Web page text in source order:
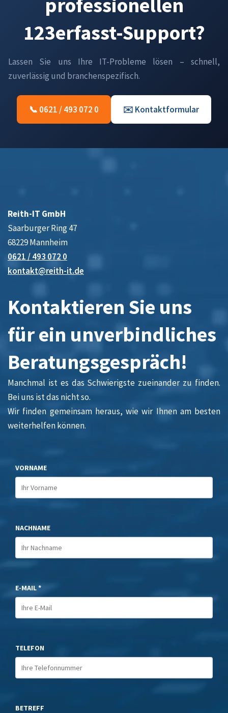
professionellen
123erfasst-Support?
Lassen Sie uns Ihre IT-Probleme lösen – schnell,
zuverlässig und branchenspezifisch.
📞 0621 / 493 072 0 ✉️ Kontaktformular
Reith-IT GmbH
Saarburger Ring 47
68229 Mannheim
0621 / 493 072 0
kontakt@reith-it.de
Kontaktieren Sie uns
für ein unverbindliches
Beratungsgespräch!
Manchmal ist es das Schwierigste zueinander zu finden.
Bei uns ist das nicht so.
Wir finden gemeinsam heraus, wie wir Ihnen am besten
weiterhelfen können.
VORNAME
NACHNAME
E-MAIL *
TELEFON
BETREFF